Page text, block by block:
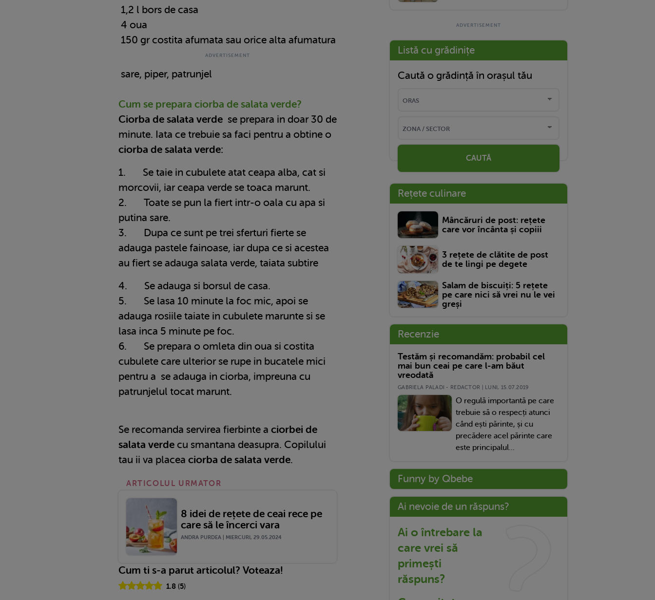
1,2 l bors de casa
4 oua
150 gr costita afumata sau orice alta afumatura
sare, piper, patrunjel
Cum se prepara ciorba de salata verde?
Ciorba de salata verde se prepara in doar 30 de
minute. Iata ce trebuie sa faci pentru a obtine o
ciorba de salata verde:
1. Se taie in cubulete atat ceapa alba, cat si
morcovii, iar ceapa verde se toaca marunt.
2. Toate se pun la fiert intr-o oala cu apa si
putina sare.
3. Dupa ce sunt pe trei sferturi fierte se
adauga pastele fainoase, iar dupa ce si acestea
au fiert se adauga salata verde, taiata subtire
4. Se adauga si borsul de casa.
5. Se lasa 10 minute la foc mic, apoi se
adauga rosiile taiate in cubulete marunte si se
lasa inca 5 minute pe foc.
6. Se prepara o omleta din oua si costita
cubulete care ulterior se rupe in bucatele mici
pentru a se adauga in ciorba, impreuna cu
patrunjelul tocat marunt.
Se recomanda servirea fierbinte a ciorbei de
salata verde cu smantana deasupra. Copilului
tau ii va placea ciorba de salata verde.
ARTICOLUL URMATOR
8 idei de rețete de ceai rece pe
care să le încerci vara
ANDRA PURDEA | MIERCURI, 29.05.2024
Cum ti s-a parut articolul? Voteaza!
1.8(5)
Listă cu grădinițe
Caută o grădință în orașul tău
CAUTĂ
Rețete culinare
Mâncăruri de post: rețete
care vor încânta și copiii
3 rețete de clătite de post
de te lingi pe degete
Salam de biscuiți: 5 rețete
pe care nici să vrei nu le vei
greși
Recenzie
Testăm și recomandăm: probabil cel
mai bun ceai pe care l-am băut
vreodată
GABRIELA PALADI - REDACTOR | LUNI, 15.07.2019
O regulă importantă pe care
trebuie să o respecți atunci
când ești părinte, și cu
precădere acel părinte care
este principalul...
Funny by Qbebe
Ai nevoie de un răspuns?
Ai o întrebare la
care vrei să
primești
răspuns?